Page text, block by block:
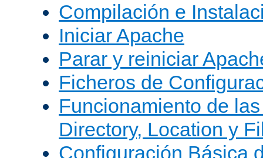
Compilación e
Iniciar Apache
Parar y reiniciar
Ficheros de
Funcionamiento de
Directory, Location y
Configuración Básica